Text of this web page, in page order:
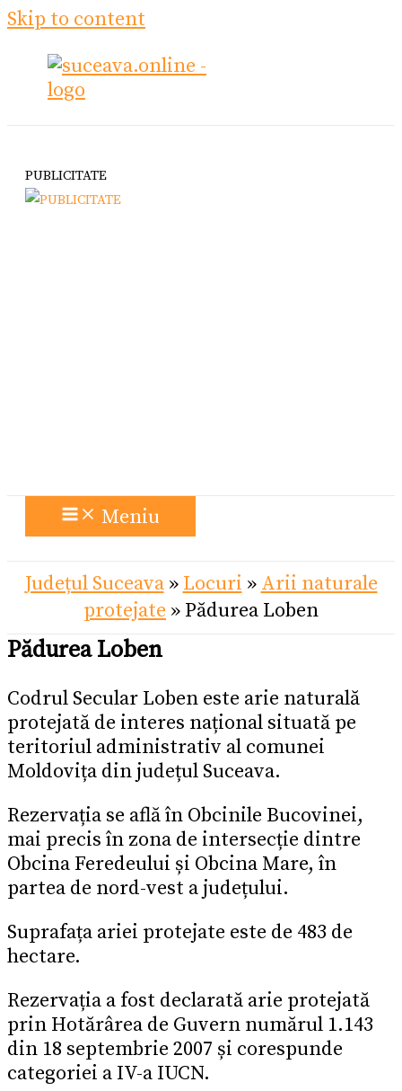
Skip to content
PUBLICITATE
Meniu
Județul Suceava» Locuri » Arii naturale
protejate » Pădurea Loben
Pădurea Loben
Codrul Secular Loben este arie naturală
protejată de interes național situată pe
teritoriul administrativ al comunei
Moldovița din județul Suceava.
Rezervația se află în Obcinile Bucovinei,
mai precis în zona de intersecție dintre
Obcina Feredeului și Obcina Mare, în
partea de nord-vest a județului.
Suprafața ariei protejate este de 483 de
hectare.
Rezervația a fost declarată arie protejată
prin Hotărârea de Guvern numărul 1.143
din 18 septembrie 2007 și corespunde
categoriei a IV-a IUCN.